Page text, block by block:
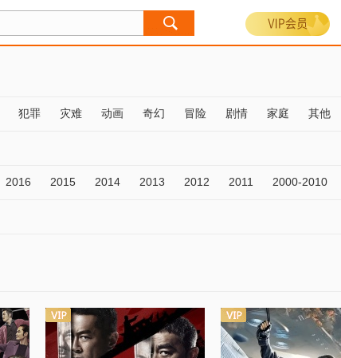
犯罪 灾难 动画 奇幻 冒险 剧情 家庭 其他
2016 2015 2014 2013 2012 2011 2000-2010